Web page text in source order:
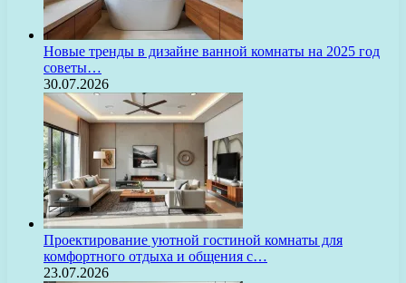
Новые тренды в дизайне ванной комнаты на 2025 год
советы…
30.07.2026
Проектирование уютной гостиной комнаты для
комфортного отдыха и общения с…
23.07.2026